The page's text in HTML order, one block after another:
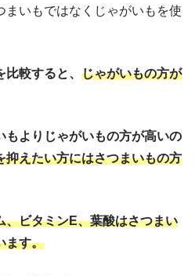
まいもではなくじゃがいもを使
較すると、 じゃがいもの方が
もよりじゃがいもの方が高いの
抑えたい方にはさつまいもの方
、ビタミンE、葉酸はさつまい
ます。